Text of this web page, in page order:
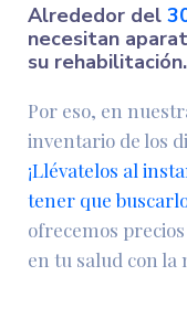
Alrededor del
necesitan
su rehabilitación.
Por eso, en
inventario de los
¡Llévatelos al
tener que
ofrecemos
en tu salud con